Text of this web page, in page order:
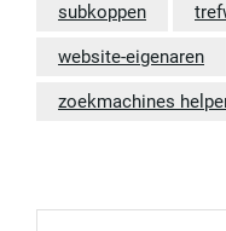
subkoppen
website-eigenaren
zoekmachines